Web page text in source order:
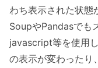
わち表示された状
SoupやPandasでも
javascript等を使用
の表示が変わったり